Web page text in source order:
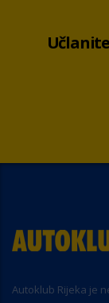
Autoklub Rijeka je